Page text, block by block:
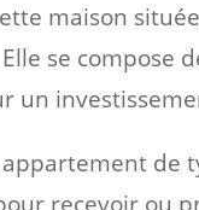
maison
se
un
de